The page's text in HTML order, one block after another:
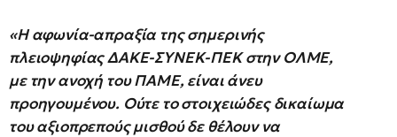
«Η αφωνία-απραξία της σημερινής
πλειοψηφίας ΔΑΚΕ-ΣΥΝΕΚ-ΠΕΚ στην ΟΛΜΕ,
με την ανοχή του ΠΑΜΕ, είναι άνευ
προηγουμένου. Ούτε το στοιχειώδες δικαίωμα
του αξιοπρεπούς μισθού δε θέλουν να